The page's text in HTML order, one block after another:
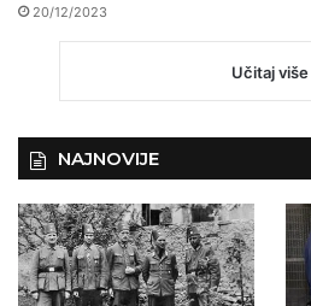
20/12/2023
Učitaj više
NAJNOVIJE